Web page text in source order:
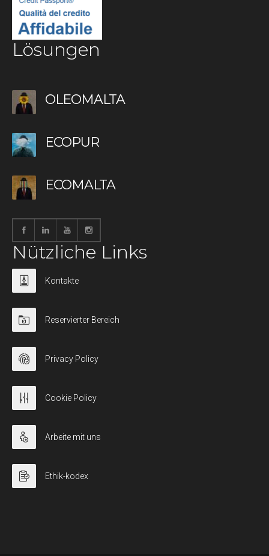
Lösungen
OLEOMALTA
ECOPUR
ECOMALTA
Nützliche Links
Kontakte
Reservierter Bereich
Privacy Policy
Cookie Policy
Arbeite mit uns
Ethik-kodex